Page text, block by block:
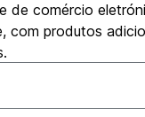
de comércio
com produtos